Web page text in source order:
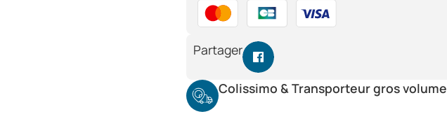
Partager
Colissimo & Transporteur gros volume